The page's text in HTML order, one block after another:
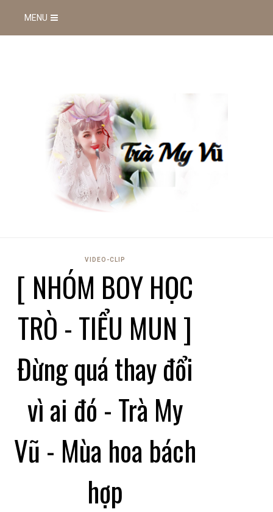
MENU
VIDEO-CLIP
[ NHÓM BOY HỌC
TRÒ - TIỂU MUN ]
Đừng quá thay đổi
vì ai đó - Trà My
Vũ - Mùa hoa bách
hợp